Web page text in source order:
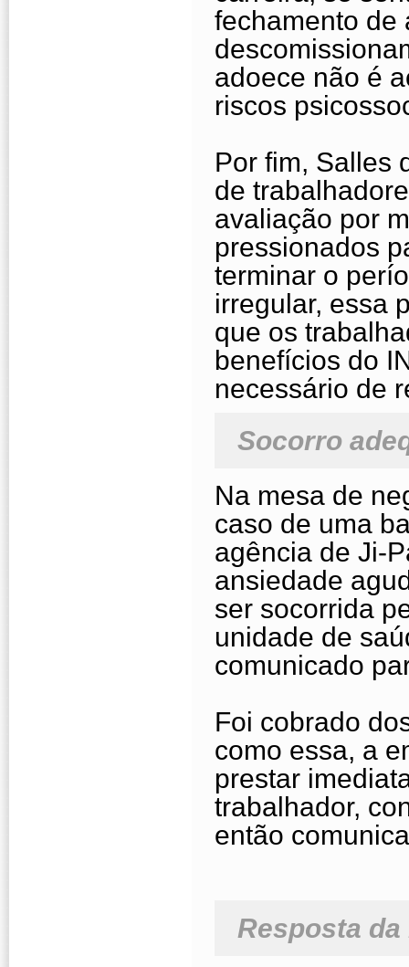
fechamento de
adoece não é
riscos
Por fim, Salles
de
avaliação por
pressionados
terminar o
irregular, essa
que os
benefícios do
necessário de
Socorro
Na mesa de
caso de uma
agência de Ji-
ansiedade
ser socorrida
unidade de
comunicado
Foi cobrado
como essa, a
prestar
trabalhador,
então
Resposta